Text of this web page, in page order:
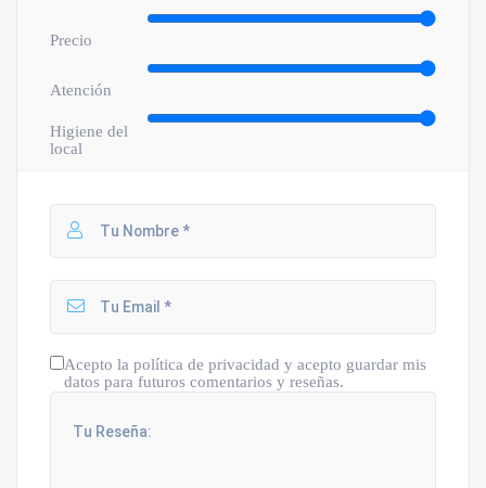
Precio
Atención
Higiene del
local
Acepto la política de privacidad y acepto guardar mis
datos para futuros comentarios y reseñas.